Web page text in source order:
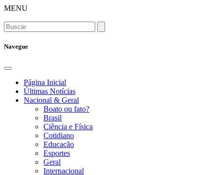
MENU
Navegue
Página Inicial
Últimas Notícias
Nacional & Geral
Boato ou fato?
Brasil
Ciência e Física
Cotidiano
Educação
Esportes
Geral
Internacional